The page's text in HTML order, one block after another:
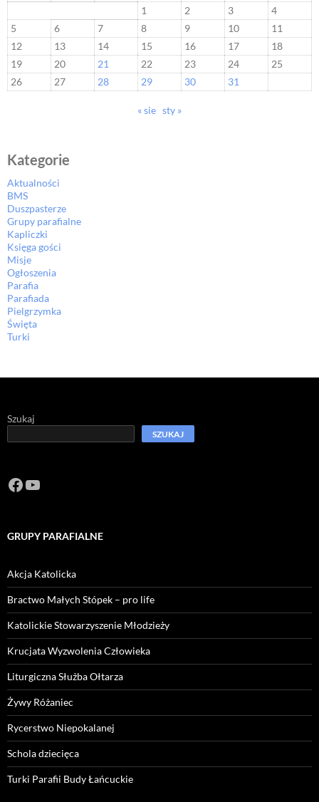
1
2 3
4
5
6 7 8 9 10
11
12
13 14 15 16 17
18
19
20 21 22 23 24
25
26
27 28 29 30 31
« sie sty »
Kategorie
Aktualności
BMS
Duszpasterze
Grupy parafialne
Kapliczki
Księga gości
Misje
Ogłoszenia
Parafia
Parafiada
Pielgrzymka
Święta
Turki
Szukaj
SZUKAJ
Facebook
https://www.youtube.com/channel/
GRUPY PARAFIALNE
Akcja Katolicka
Bractwo Małych Stópek – pro life
Katolickie Stowarzyszenie Młodzieży
Krucjata Wyzwolenia Człowieka
Liturgiczna Służba Ołtarza
Żywy Różaniec
Rycerstwo Niepokalanej
Schola dziecięca
Turki Parafii Budy Łańcuckie